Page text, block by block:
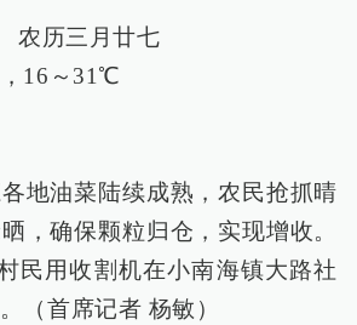
农历三月廿七
16～31℃
地油菜陆续成熟，农民抢抓晴
，确保颗粒归仓，实现增收。
民用收割机在小南海镇大路社
（首席记者 杨敏）